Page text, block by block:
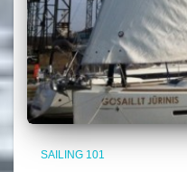
SAILING 101